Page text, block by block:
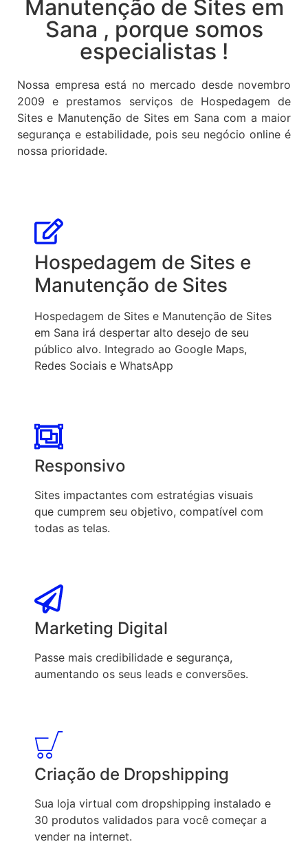
Manutenção de Sites em
Sana , porque somos
especialistas !
Nossa empresa está no mercado desde novembro
2009 e prestamos serviços de Hospedagem de
Sites e Manutenção de Sites em Sana com a maior
segurança e estabilidade, pois seu negócio online é
nossa prioridade.
Hospedagem de Sites e
Manutenção de Sites
Hospedagem de Sites e Manutenção de Sites
em Sana irá despertar alto desejo de seu
público alvo. Integrado ao Google Maps,
Redes Sociais e WhatsApp
Responsivo
Sites impactantes com estratégias visuais
que cumprem seu objetivo, compatível com
todas as telas.
Marketing Digital
Passe mais credibilidade e segurança,
aumentando os seus leads e conversões.
Criação de Dropshipping
Sua loja virtual com dropshipping instalado e
30 produtos validados para você começar a
vender na internet.